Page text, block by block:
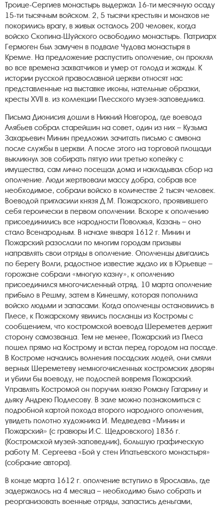
Троице-Сергиев монастырь выдержал 16-ти месячную осаду
15-ти тысячным войском. 2, 5 тысячи крестьян и монахов не
покорились врагу, в живых осталось 200 человек, когда
войско Скопина-Шуйского освободило монастырь. Патриарх
Гермоген был замучен в подвале Чудова монастыря в
Кремле. На предложение распустить ополчение, он проклял
во все времена захватчиков и умер от голода и жажды. К
истории русской православной церкви относят нас
представленные на выставке иконы, нательные образки,
кресты XVII в. из коллекции Плесского музея-заповедника.
Письма Дионисия дошли в Нижний Новгород, где воевода
Алябьев собрал старейшин на совет, один из них – Кузьма
Захарьевич Минин предложил зачитать письмо с амвона
после службы в церкви. А после этого на торговой площади
выкликнул зов собирать пятую или третью копейку с
имущества, сам лично посещал дома и накладывал сбор на
ополчение. Люди жертвовали массу добра, собрав все
необходимое, собрали войско в количестве 2 тысяч человек.
Воеводой пригласили князя Д.М. Пожарского, проявившего
себя героически в первом ополчении. Вскоре к ополчению
присоединились все народности Поволжья, Казань – оно
стало Всенародным. В начале января 1612 г. Минин и
Пожарский разослали по многим городам призывы
направлять свои отряды в ополчение. Ополченцы двигались
по берегу Волги, радостное известие ждало их в Юрьевце –
горожане собрали «многую казну», к ополчению
присоединился многочисленный отряд. 10 марта ополчение
прибыло в Решму, затем в Кинешму, которая пополнила
войско людьми и запасами. Когда ополченцы остановились в
Плесе, к Пожарскому явились посланцы из Костромы с
сообщением, что костромской воевода Шереметев держит
сторону самозванца. Тем не менее, Пожарский из Плеса
пошел прямо на Кострому и встал перед городом на посаде.
В Костроме начались волнения посадских людей, они смяли
верных Шереметеву немногочисленных костромских дворян
и убили бы воеводу, не подоспей вовремя Пожарский.
Управлять Костромой он поручил князю Роману Гагарину и
дьяку Андрею Подлесову. В зале можно познакомиться с
подробной картой похода второго народного ополчения,
увидеть полотно художника И. Медведева «Минин и
Пожарский» (с гравюры И.С. Щедровского) 1836 г.
(Костромской музей-заповедник), большую графическую
работу М. Сергеева «Бой у стен Ипатьевского монастыря»
(собрание автора).
В конце марта 1612 г. ополчение вступило в Ярославль, где
задержалось на 4 месяца – необходимо было собрать и
реорганизовать военные отряды, запастись деньгами,